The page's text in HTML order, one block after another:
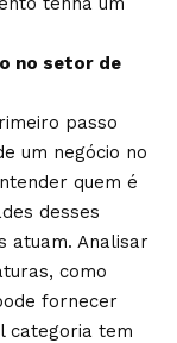
no setor de
passo
um negócio no
quem é
desses
atuam. Analisar
como
fornecer
categoria tem